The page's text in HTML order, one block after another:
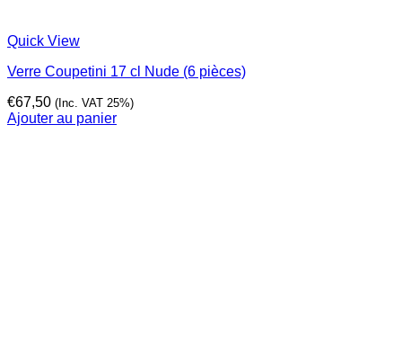
Quick View
Verre Coupetini 17 cl Nude (6 pièces)
€67,50 (Inc. VAT 25%)
Ajouter au panier